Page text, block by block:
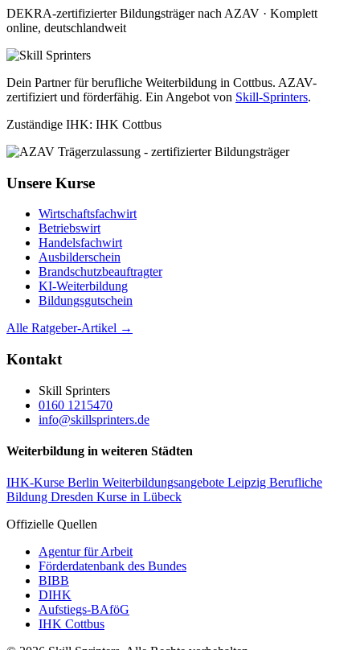
DEKRA-zertifizierter Bildungsträger nach AZAV · Komplett
online, deutschlandweit
Dein Partner für berufliche Weiterbildung in Cottbus. AZAV-
zertifiziert und förderfähig. Ein Angebot von Skill-Sprinters.
Zuständige IHK: IHK Cottbus
Unsere Kurse
Wirtschaftsfachwirt
Betriebswirt
Handelsfachwirt
Ausbilderschein
Brandschutzbeauftragter
KI-Weiterbildung
Bildungsgutschein
Alle Ratgeber-Artikel →
Kontakt
Skill Sprinters
0160 1215470
info@skillsprinters.de
Weiterbildung in weiteren Städten
IHK-Kurse Berlin Weiterbildungsangebote Leipzig Berufliche
Bildung Dresden Kurse in Lübeck
Offizielle Quellen
Agentur für Arbeit
Förderdatenbank des Bundes
BIBB
DIHK
Aufstiegs-BAföG
IHK Cottbus